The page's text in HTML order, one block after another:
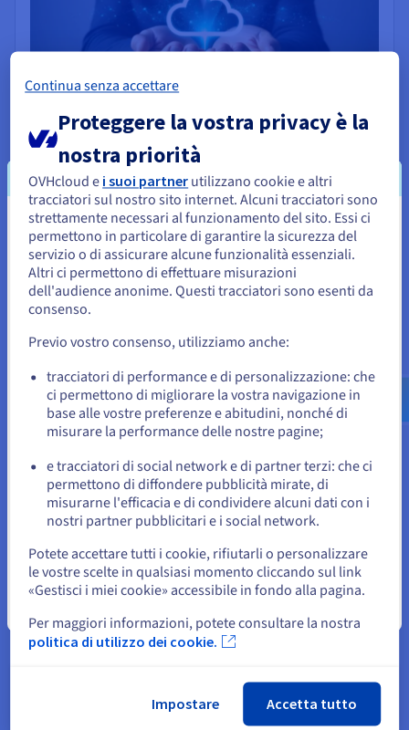
Fornitore di cloud
Trasformate la vostra infrastruttura in una vera
piattaforma di servizi. Con il Cloud Store, offrite ai vostri
team interni o ai vostri clienti un catalogo di applicazioni
gestite (DB, VM, Kubernetes, middleware), deployabili
con un clic e con fatturazione e governance integrate.
Sembra che la tua localizzazione sia
Stati Uniti
Per effettuare un ordine da Stati Uniti, è necessario accedere al
sito web del Paese e creare un account.
Vai al sito Stati Uniti
us.ovhcloud.com/
Inglese USD - $
o
Resta sul sito web attuale
Seleziona un altro sito web
Continua senza accettare
Proteggere la vostra privacy è la
nostra priorità
OVHcloud e i suoi partner utilizzano cookie e altri
tracciatori sul nostro sito internet. Alcuni tracciatori sono
strettamente necessari al funzionamento del sito. Essi ci
permettono in particolare di garantire la sicurezza del
servizio o di assicurare alcune funzionalità essenziali.
Altri ci permettono di effettuare misurazioni
dell'audience anonime. Questi tracciatori sono esenti da
consenso.
Previo vostro consenso, utilizziamo anche:
tracciatori di performance e di personalizzazione: che
ci permettono di migliorare la vostra navigazione in
base alle vostre preferenze e abitudini, nonché di
misurare la performance delle nostre pagine;
e tracciatori di social network e di partner terzi: che ci
permettono di diffondere pubblicità mirate, di
misurarne l'efficacia e di condividere alcuni dati con i
nostri partner pubblicitari e i social network.
Potete accettare tutti i cookie, rifiutarli o personalizzare
le vostre scelte in qualsiasi momento cliccando sul link
«Gestisci i miei cookie» accessibile in fondo alla pagina.
Per maggiori informazioni, potete consultare la nostra
politica di utilizzo dei cookie.
Impostare Accetta tutto